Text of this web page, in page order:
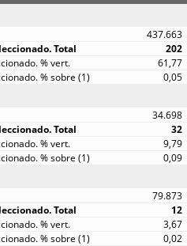
437.663
202
61,77
0,05
34.698
32
9,79
0,09
79.873
12
3,67
0,02